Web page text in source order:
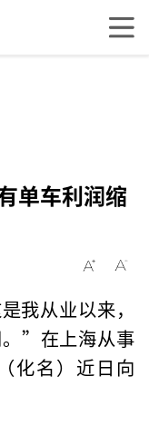
单车利润缩
我从业以来，
。”在上海从事
化名）近日向